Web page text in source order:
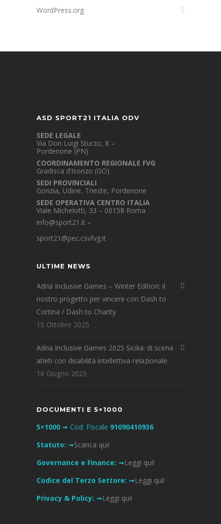
WordPress.org
ASD SPORT21 ITALIA ODV
SEDE LEGALE
Via Don Luigi Sturzo, 8 –
Pordenone (PN)
COORDINAMENTO REGIONALE FVG
Gradisca d’Isonzo (GO)
SEDI PROVINCIALI
Gorizia, Udine, Trieste, Pordenone
SEDE OPERATIVA CENTRO ITALIA
Viale Michelotti, 33 – 00158 Roma
info@sport21.it –
sport21@pec.csvfvg.it
ULTIME NEWS
Adria Inclusive Games – Winter Edition: il
nostro progetto per vincere con Dash to
Cortina / Dash to Charity
15 Ottobre 2025
Adria Inclusive Games 2025 Sicilia: di scena
atleti con disabilità intellettiva-relazionale.
16 Giugno 2025
DOCUMENTI E 5×1000
5×1000 ➟ Cod. Fiscale 91090410936
Statuto: ➟Scarica qui!
Governance e Finance: ➟Leggi qui!
Codice del Terzo Settore: ➟Leggi qui!
Privacy & Policy: ➟Leggi qui!